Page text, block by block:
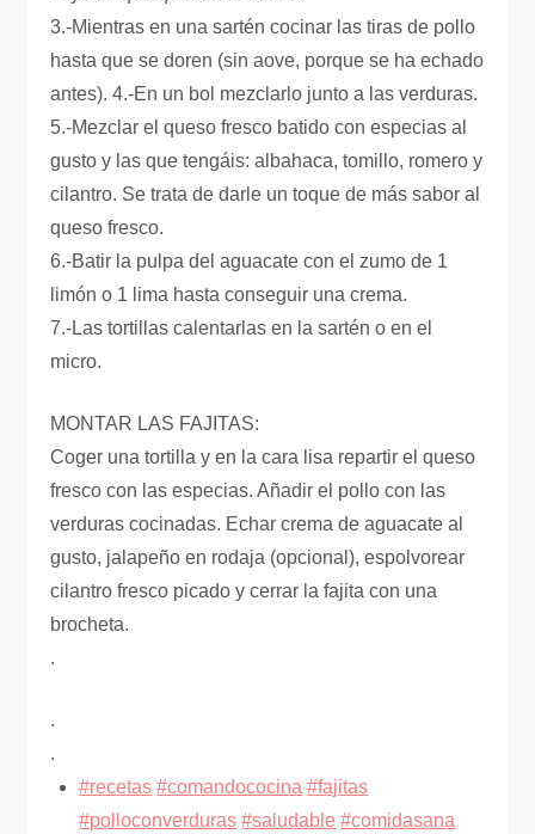
3.-Mientras en una sartén cocinar las tiras de pollo
hasta que se doren (sin aove, porque se ha echado
antes). 4.-En un bol mezclarlo junto a las verduras.
5.-Mezclar el queso fresco batido con especias al
gusto y las que tengáis: albahaca, tomillo, romero y
cilantro. Se trata de darle un toque de más sabor al
queso fresco.
6.-Batir la pulpa del aguacate con el zumo de 1
limón o 1 lima hasta conseguir una crema.
7.-Las tortillas calentarlas en la sartén o en el
micro.
MONTAR LAS FAJITAS:
Coger una tortilla y en la cara lisa repartir el queso
fresco con las especias. Añadir el pollo con las
verduras cocinadas. Echar crema de aguacate al
gusto, jalapeño en rodaja (opcional), espolvorear
cilantro fresco picado y cerrar la fajita con una
brocheta.
.
.
.
#recetas #comandococina #fajitas
#polloconverduras #saludable #comidasana